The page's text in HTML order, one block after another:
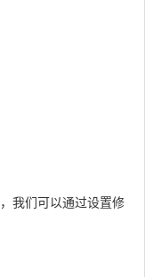
我们可以通过设置修